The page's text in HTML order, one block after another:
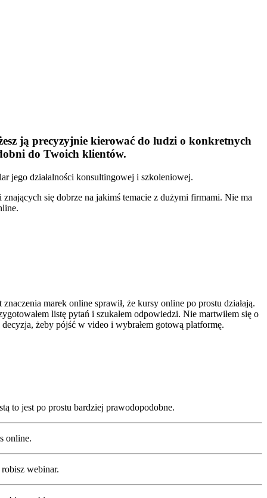
ją precyzyjnie kierować do ludzi o konkretnych
do Twoich klientów.
jego działalności konsultingowej i szkoleniowej.
się dobrze na jakimś temacie z dużymi firmami. Nie ma
marek online sprawił, że kursy online po prostu działają.
listę pytań i szukałem odpowiedzi. Nie martwiłem się o
żeby pójść w video i wybrałem gotową platformę.
to jest po prostu bardziej prawodopodobne.
online.
webinar.